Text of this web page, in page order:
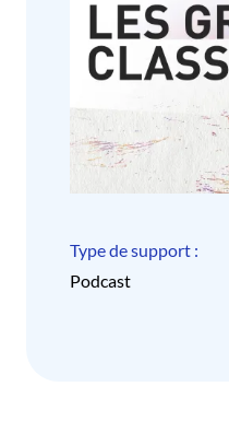
Type de support :
Podcast